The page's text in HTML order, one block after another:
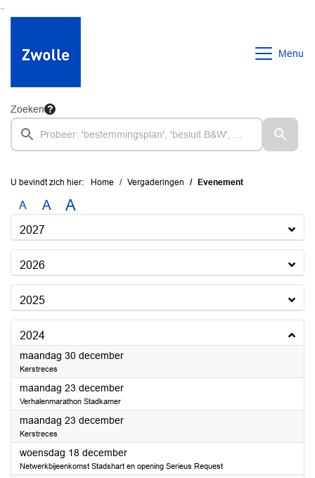
Ga naar de inhoud van deze pagina
Ga naar het zoeken
Ga naar het menu
Menu
Zoeken
U bevindt zich hier: Home Vergaderingen Evenement
A A A
2027
2026
2025
2024
maandag 30 december2024
Kerstreces
maandag 23 december2024
Verhalenmarathon Stadkamer
maandag 23 december2024
Kerstreces
woensdag 18 december2024
Netwerkbijeenkomst Stadshart en opening Serieus Request